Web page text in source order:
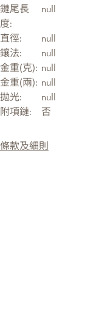
鏈尾長
度:
null
直徑:
null
鑲法:
null
金重(克): null
金重(兩): null
拋光:
null
附項鏈:
否
條款及細則